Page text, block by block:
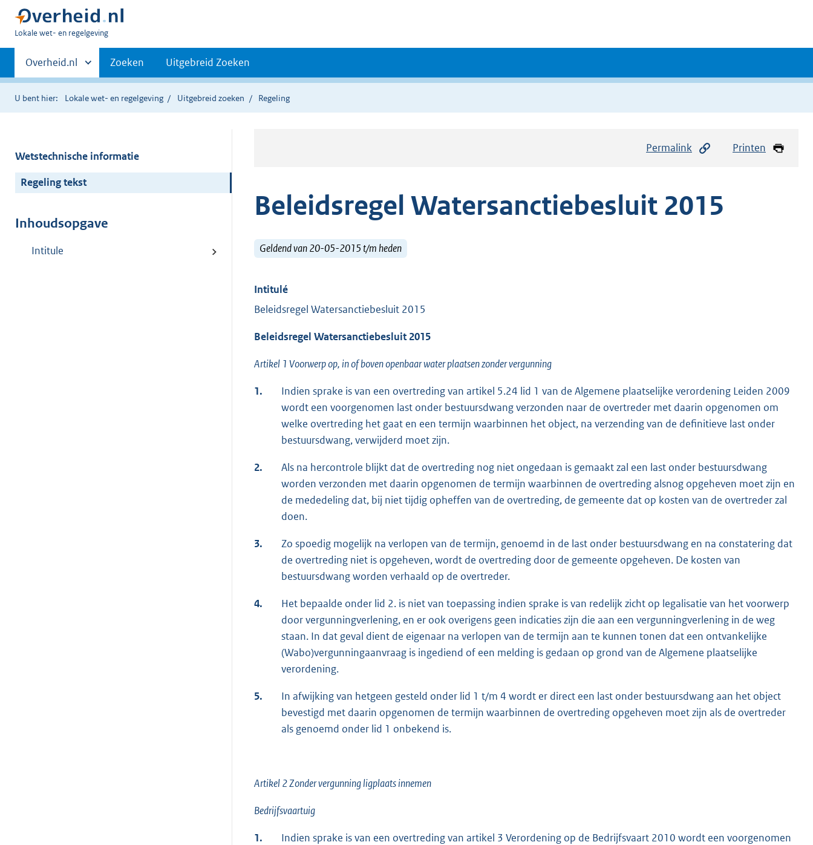
U
hier:
Lokale wet- en regelgeving
Primaire
navigatie
Andere
sites
binnen
Overheid.nl Zoeken Uitgebreid Zoeken
U bent hier: Lokale wet- en regelgeving Uitgebreid zoeken Regeling
Wetstechnische informatie
Regeling tekst
Inhoudsopgave
Intitule
Permalink Printen
Beleidsregel Watersanctiebesluit 2015
Geldend van 20-05-2015 t/m heden
Intitulé
Beleidsregel Watersanctiebesluit 2015
Beleidsregel Watersanctiebesluit 2015
Artikel 1 Voorwerp op, in of boven openbaar water plaatsen zonder vergunning
1.
Indien sprake is van een overtreding van artikel 5.24 lid 1 van de Algemene plaatselijke verordening Leiden 2009
wordt een voorgenomen last onder bestuursdwang verzonden naar de overtreder met daarin opgenomen om
welke overtreding het gaat en een termijn waarbinnen het object, na verzending van de definitieve last onder
bestuursdwang, verwijderd moet zijn.
2.
Als na hercontrole blijkt dat de overtreding nog niet ongedaan is gemaakt zal een last onder bestuursdwang
worden verzonden met daarin opgenomen de termijn waarbinnen de overtreding alsnog opgeheven moet zijn en
de mededeling dat, bij niet tijdig opheffen van de overtreding, de gemeente dat op kosten van de overtreder zal
doen.
3.
Zo spoedig mogelijk na verlopen van de termijn, genoemd in de last onder bestuursdwang en na constatering dat
de overtreding niet is opgeheven, wordt de overtreding door de gemeente opgeheven. De kosten van
bestuursdwang worden verhaald op de overtreder.
4.
Het bepaalde onder lid 2. is niet van toepassing indien sprake is van redelijk zicht op legalisatie van het voorwerp
door vergunningverlening, en er ook overigens geen indicaties zijn die aan een vergunningverlening in de weg
staan. In dat geval dient de eigenaar na verlopen van de termijn aan te kunnen tonen dat een ontvankelijke
(Wabo)vergunningaanvraag is ingediend of een melding is gedaan op grond van de Algemene plaatselijke
verordening.
5.
In afwijking van hetgeen gesteld onder lid 1 t/m 4 wordt er direct een last onder bestuursdwang aan het object
bevestigd met daarin opgenomen de termijn waarbinnen de overtreding opgeheven moet zijn als de overtreder
als genoemd onder lid 1 onbekend is.
Artikel 2 Zonder vergunning ligplaats innemen
Bedrijfsvaartuig
1.
Indien sprake is van een overtreding van artikel 3 Verordening op de Bedrijfsvaart 2010 wordt een voorgenomen